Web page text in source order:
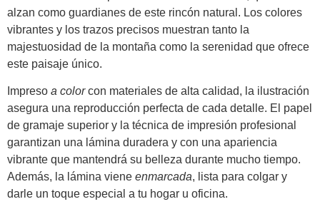
alzan como guardianes de este rincón natural. Los colores
vibrantes y los trazos precisos muestran tanto la
majestuosidad de la montaña como la serenidad que ofrece
este paisaje único.
Impreso a colorcon materiales de alta calidad, la ilustración
asegura una reproducción perfecta de cada detalle. El papel
de gramaje superior y la técnica de impresión profesional
garantizan una lámina duradera y con una apariencia
vibrante que mantendrá su belleza durante mucho tiempo.
Además, la lámina viene enmarcada, lista para colgar y
darle un toque especial a tu hogar u oficina.